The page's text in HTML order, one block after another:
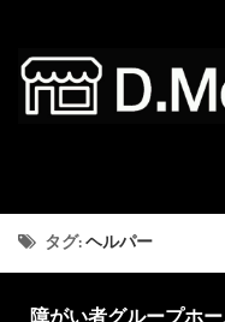
タグ:ヘルパー
障がい者グループホ